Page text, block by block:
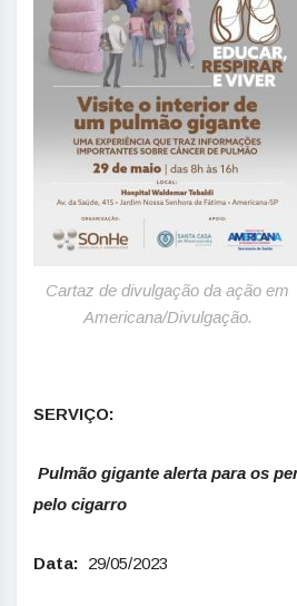
Cartaz de divulgação da ação em
Americana/Divulgação.
SERVIÇO:
Pulmão gigante alerta para os
pelo cigarro
Data: 29/05/2023